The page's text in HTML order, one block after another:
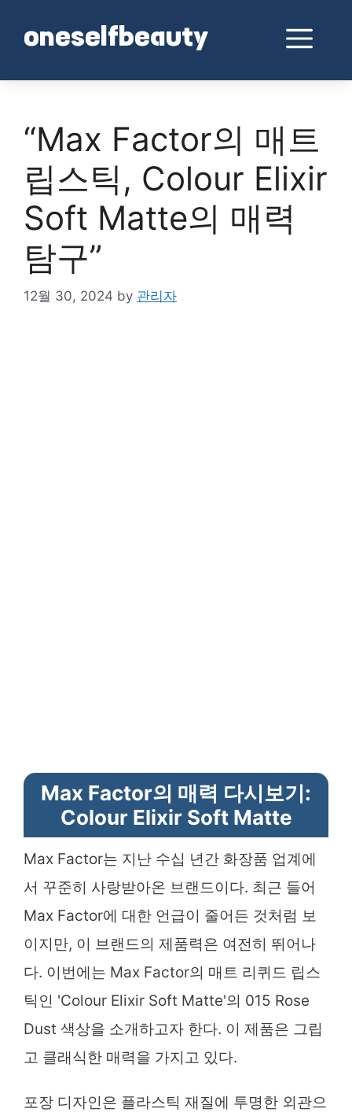
contentoneselfbeauty
“Max Factor의 매트
립스틱, Colour Elixir
Soft Matte의 매력
탐구”
12월 30, 2024 by 관리자
Max Factor의 매력 다시보기:
Colour Elixir Soft Matte
Max Factor는 지난 수십 년간 화장품 업계에
서 꾸준히 사랑받아온 브랜드이다. 최근 들어
Max Factor에 대한 언급이 줄어든 것처럼 보
이지만, 이 브랜드의 제품력은 여전히 뛰어나
다. 이번에는 Max Factor의 매트 리퀴드 립스
틱인 'Colour Elixir Soft Matte'의 015 Rose
Dust 색상을 소개하고자 한다. 이 제품은 그립
고 클래식한 매력을 가지고 있다.
포장 디자인은 플라스틱 재질에 투명한 외관으